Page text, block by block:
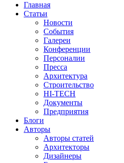
Главная
Статьи
Новости
События
Галереи
Конференции
Персоналии
Пресса
Архитектура
Строительство
HI-TECH
Документы
Предприятия
Блоги
Авторы
Авторы статей
Архитекторы
Дизайнеры